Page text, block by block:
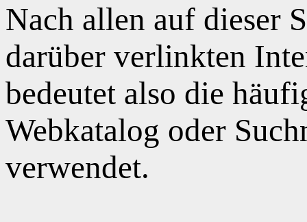
Nach allen auf dieser
darüber verlinkten
bedeutet also die
Webkatalog oder
verwendet.